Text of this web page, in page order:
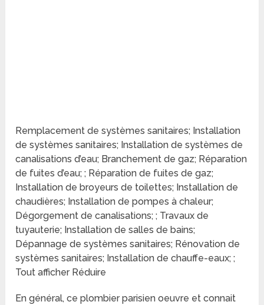
Remplacement de systèmes sanitaires; Installation
de systèmes sanitaires; Installation de systèmes de
canalisations d’eau; Branchement de gaz; Réparation
de fuites d’eau; ; Réparation de fuites de gaz;
Installation de broyeurs de toilettes; Installation de
chaudières; Installation de pompes à chaleur;
Dégorgement de canalisations; ; Travaux de
tuyauterie; Installation de salles de bains;
Dépannage de systèmes sanitaires; Rénovation de
systèmes sanitaires; Installation de chauffe-eaux; ;
Tout afficher Réduire
En général, ce plombier parisien oeuvre et connait